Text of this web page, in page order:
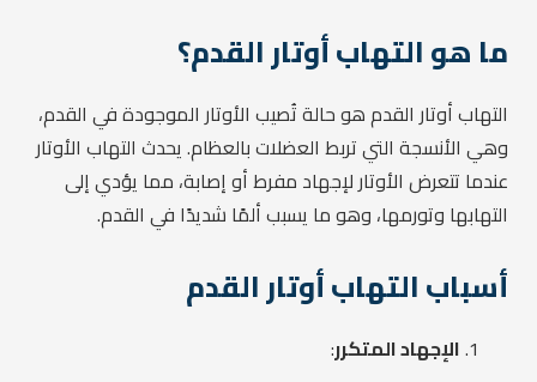
ما هو التهاب أوتار القدم؟
التهاب أوتار القدم هو حالة تُصيب الأوتار الموجودة في القدم،
وهي الأنسجة التي تربط العضلات بالعظام. يحدث التهاب الأوتار
عندما تتعرض الأوتار لإجهاد مفرط أو إصابة، مما يؤدي إلى
التهابها وتورمها، وهو ما يسبب ألمًا شديدًا في القدم.
أسباب التهاب أوتار القدم
الإجهاد المتكرر: